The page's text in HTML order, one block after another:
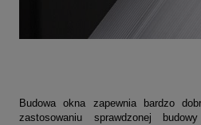
Budowa okna zapewnia bardzo
zastosowaniu sprawdzonej